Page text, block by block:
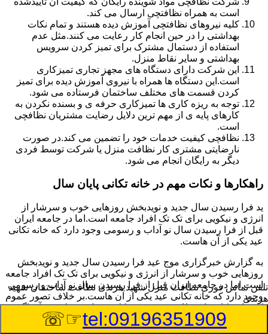
است به همراه نظافتچی ارسال می کند.
کلیه نیروهای نظافتچی آموزش دیده هستند و تمام نکات
بهداشتی را در حین انجام کار رعایت می کنند.مثل عدم
استفاده از دستمال مشترک برای تمیز کردن سرویس
بهداشتی و سایر نقاط منزل.
این شرکت دارای دستگاه های مجهز تجاری تمیزکاری
است.این دستگاه ها همراه با نیروی آموزش دیده برای تمیز
کردن قسمت های مختلف ساختمان فرستاده می شود.
توجه به ریزه کاری ها تمیزکاری حرفه ی و بسنده نکردن به
کارهای پایه ی از مهم ترین دلایل رضایت مشتریان نظافچی
است.
نظافچی کیفیت خدمات خود را تضمین می کند.در صورت
نارضایتی مشتری کار نظافت منزل یا شرکت توسط فردی
دیگر به رایگان انجام می شود.
راهکارها و نکات مهم در خانه تکانی پایان سال
ید فرا رسیدن سال جدید و نویدبخش روزهایی خوب و سرشار از
انرژی و نیکویی برای تک تک افراد جامعه است.اما در جامعه ایران
قبل از فرا رسیدن سال نو آداب و رسومی وجود دارد که خانه تکانی
عید یکی از آن هاست.
به گزارش خبرگزاری موج عید فرا رسیدن سال جدید و نویدبخش
روزهایی خوب و سرشار از انرژی و نیکویی برای تک تک افراد جامعه
است.اما در جامعه ایران قبل از فرا رسیدن سال نو آداب و رسومی
وجود دارد که خانه تکانی عید یکی از آن هاست.بر خلاف تصور عموم
که خانه تکانی یک نظافت عمومی و کلی منزل به نظر می آید اگر
بخواهیم به طور اصولی آن را انجام دهیم باید به برخی از نکات توجه
بیشتر داشته باشیم.
تلفن تماس فورینظافت منزل شهید هرندی نظافت ساختمان شهید
هرندی
tel:09196351909
☞☏